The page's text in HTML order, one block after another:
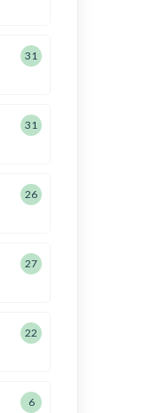
31
31
26
27
22
6